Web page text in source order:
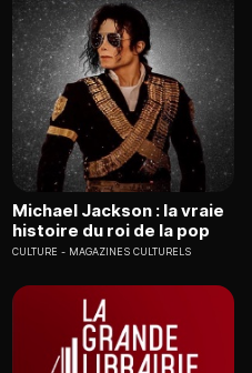
Michael Jackson : la vraie
histoire du roi de la pop
CULTURE MAGAZINES CULTURELS